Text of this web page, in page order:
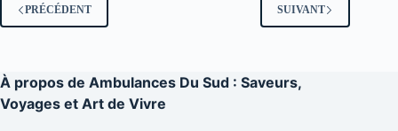
PRÉCÉDENT SUIVANT
À propos de Ambulances Du Sud : Saveurs,
Voyages et Art de Vivre